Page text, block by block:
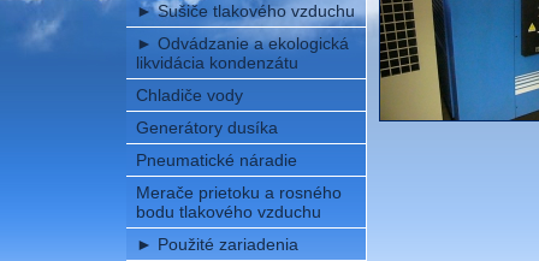
►Sušiče tlakového vzduchu
► Odvádzanie a ekologická
likvidácia kondenzátu
Chladiče vody
Generátory dusíka
Pneumatické náradie
Merače prietoku a rosného
bodu tlakového vzduchu
► Použité zariadenia